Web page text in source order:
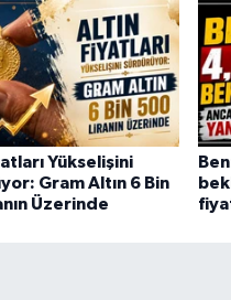
Yükselişini
Gram Altın 6 Bin
Üzerinde